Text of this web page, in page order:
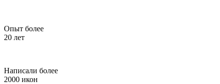
Опыт более
20 лет
Написали более
2000 икон